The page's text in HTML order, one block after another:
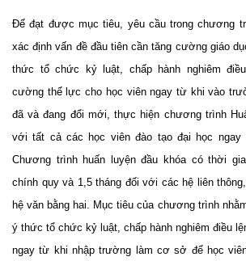
Để đạt được mục tiêu, yêu cầu trong chương
xác định vấn đề đầu tiên cần tăng cường giáo
thức tổ chức kỷ luật, chấp hành nghiêm
cường thể lực cho học viênngay từ khi vào
đã và đang đổi mới, thực hiện chương trình
với tất cả các học viên đào tạo đại học
Chương trình huấn luyện đầu khóa có thời
chính quy và 1,5 tháng đối với các hệ liên
hệ văn bằng hai. Mục tiêu của chương trình
ý thức tổ chức kỷ luật, chấp hành nghiêm điều
ngay từ khi nhập trường làm cơ sở để học